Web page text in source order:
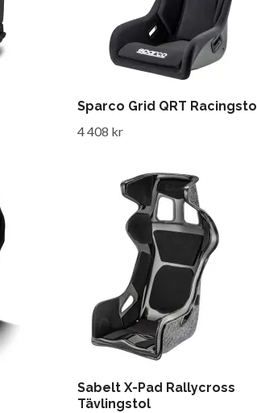
Sparco Grid QRT
4 408 kr
Sabelt X-Pad Rallycross
Tävlingstol